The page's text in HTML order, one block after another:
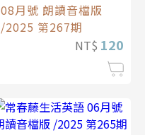
08月號 朗讀音檔版
/2025 第267期
NT$ 120